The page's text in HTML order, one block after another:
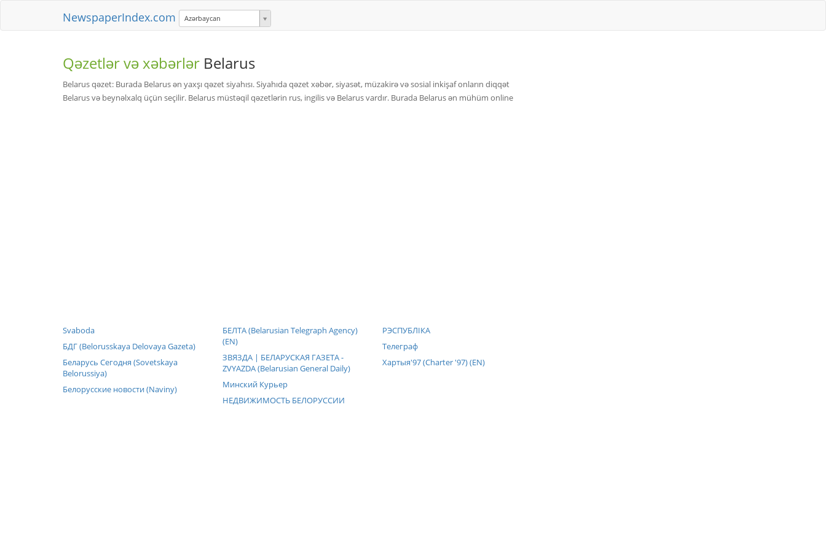
NewspaperIndex.com Azərbaycan
Qəzetlər və xəbərlər Belarus
Belarus qəzet: Burada Belarus ən yaxşı qəzet siyahısı. Siyahıda qəzet xəbər, siyasət, müzakirə və sosial inkişaf onların diqqət
Belarus və beynəlxalq üçün seçilir. Belarus müstəqil qəzetlərin rus, ingilis və Belarus vardır. Burada Belarus ən mühüm online
Svaboda
БДГ (Belorusskaya Delovaya Gazeta)
Беларусь Сегодня (Sovetskaya
Belorussiya)
Белорусские новости (Naviny)
БЕЛТА (Belarusian Telegraph Agency)
(EN)
ЗВЯЗДА | БЕЛАРУСКАЯ ГАЗЕТА -
ZVYAZDA (Belarusian General Daily)
Минский Курьер
НЕДВИЖИМОСТЬ БЕЛОРУССИИ
РЭСПУБЛIКА
Телеграф
Хартыя'97 (Charter '97) (EN)